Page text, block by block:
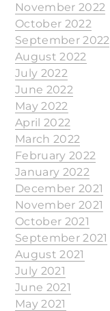
November 2022
October 2022
September 2022
August 2022
July 2022
June 2022
May 2022
April 2022
March 2022
February 2022
January 2022
December 2021
November 2021
October 2021
September 2021
August 2021
July 2021
June 2021
May 2021